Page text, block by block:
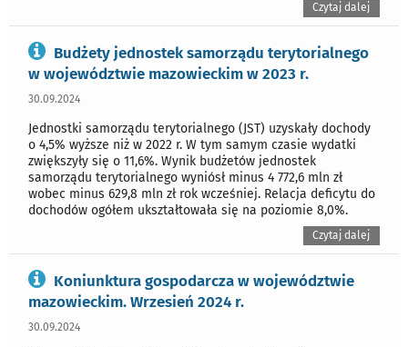
Czytaj dalej
Budżety jednostek samorządu terytorialnego
w województwie mazowieckim w 2023 r.
30.09.2024
Jednostki samorządu terytorialnego (JST) uzyskały dochody
o 4,5% wyższe niż w 2022 r. W tym samym czasie wydatki
zwiększyły się o 11,6%. Wynik budżetów jednostek
samorządu terytorialnego wyniósł minus 4 772,6 mln zł
wobec minus 629,8 mln zł rok wcześniej. Relacja deficytu do
dochodów ogółem ukształtowała się na poziomie 8,0%.
Czytaj dalej
Koniunktura gospodarcza w województwie
mazowieckim. Wrzesień 2024 r.
30.09.2024